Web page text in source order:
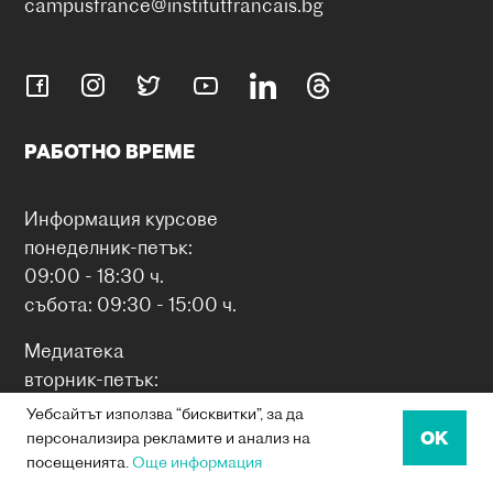
campusfrance@institutfrancais.bg
РАБОТНО ВРЕМЕ
Информация курсове
понеделник-петък:
09:00 - 18:30 ч.
събота: 09:30 - 15:00 ч.
Медиатека
вторник-петък:
10:00 - 18:00 ч.
събота 10:00 - 15:00
Уебсайтът използва “бисквитки”, за да
персонализира рекламите и анализ на
посещенията.Още информация
OK